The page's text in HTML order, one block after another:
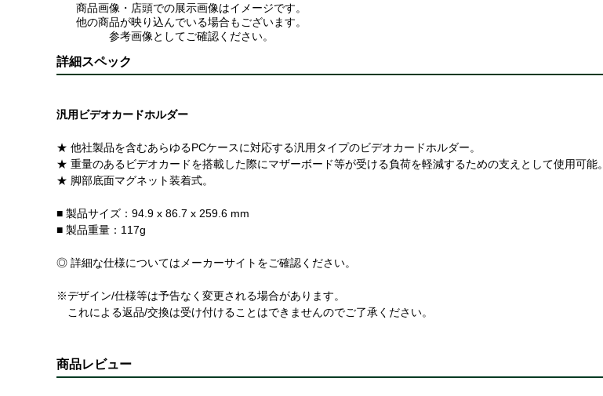
商品画像・店頭での展示画像はイメージです。
他の商品が映り込んでいる場合もございます。
参考画像としてご確認ください。
詳細スペック
汎用ビデオカードホルダー
★ 他社製品を含むあらゆるPCケースに対応する汎用タイプのビデオカードホルダー。
★ 重量のあるビデオカードを搭載した際にマザーボード等が受ける負荷を軽減するための支えとして使用可能。
★ 脚部底面マグネット装着式。
■ 製品サイズ：94.9 x 86.7 x 259.6 mm
■ 製品重量：117g
◎ 詳細な仕様についてはメーカーサイトをご確認ください。
※デザイン/仕様等は予告なく変更される場合があります。
これによる返品/交換は受け付けることはできませんのでご了承ください。
商品レビュー